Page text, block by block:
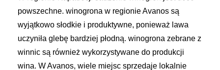
powszechne. winogrona w regionie Avanos są
wyjątkowo słodkie i produktywne, ponieważ lawa
uczyniła glebę bardziej płodną. winogrona zebrane z
winnic są również wykorzystywane do produkcji
wina. W Avanos, wiele miejsc sprzedaje lokalnie